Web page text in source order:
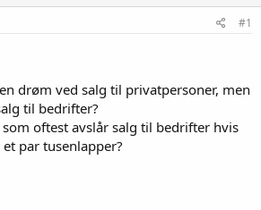
#1
drøm ved salg til privatpersoner, men
til bedrifter?
som oftest avslår salg til bedrifter hvis
par tusenlapper?